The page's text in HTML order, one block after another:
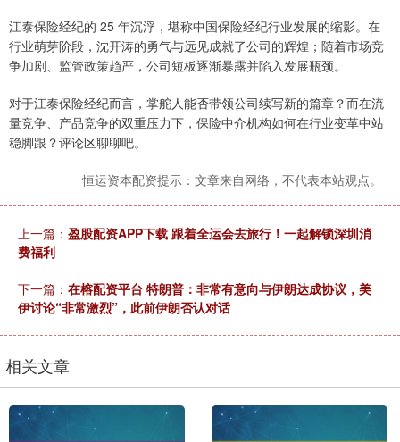
江泰保险经纪的 25 年沉浮，堪称中国保险经纪行业发展的缩影。在
行业萌芽阶段，沈开涛的勇气与远见成就了公司的辉煌；随着市场竞
争加剧、监管政策趋严，公司短板逐渐暴露并陷入发展瓶颈。
对于江泰保险经纪而言，掌舵人能否带领公司续写新的篇章？而在流
量竞争、产品竞争的双重压力下，保险中介机构如何在行业变革中站
稳脚跟？评论区聊聊吧。
恒运资本配资提示：文章来自网络，不代表本站观点。
上一篇： 盈股配资APP下载 跟着全运会去旅行！一起解锁深圳消
费福利
下一篇： 在榕配资平台 特朗普：非常有意向与伊朗达成协议，美
伊讨论“非常激烈”，此前伊朗否认对话
相关文章